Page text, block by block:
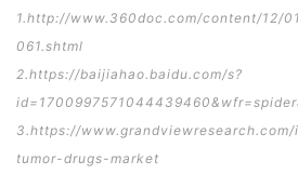
1.http://www.360doc.com/content/12/
061.shtml
2.https://baijiahao.baidu.com/s?
3.https://
tumor-drugs-market